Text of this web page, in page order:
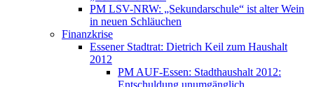
PM LSV-NRW: „Sekundarschule“ ist alter Wein
in neuen Schläuchen
Finanzkrise
Essener Stadtrat: Dietrich Keil zum Haushalt
2012
PM AUF-Essen: Stadthaushalt 2012:
Entschuldung unumgänglich